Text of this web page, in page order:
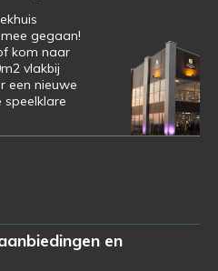
gegaan!
kom naar
vlakbij
een nieuwe
en